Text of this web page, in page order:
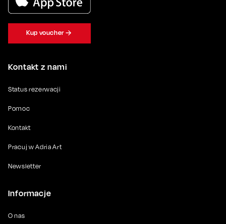
Kontakt z nami
Status rezerwacji
Pomoc
Kontakt
Pracuj w Adria Art
Newsletter
Informacje
O nas
Kup voucher